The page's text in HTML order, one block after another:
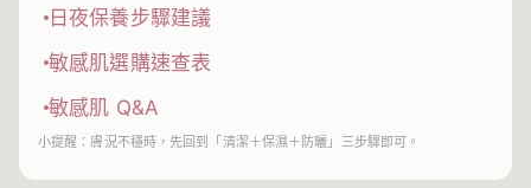
日夜保養步驟建議
敏感肌選購速查表
敏感肌 Q&A
小提醒：膚況不穩時，先回到「清潔＋保濕＋防曬」三步驟即可。